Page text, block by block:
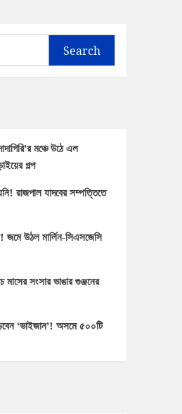
Search
মঞ্চে উঠে এল
গল্প
রাজপাল যাদবের সম্পত্তিতে
জমে উঠল মার্লিন-সিএসজেসি
সংসার ভাঙার গুঞ্জনের
‘ভাইজান’! অসমে ৫০০টি